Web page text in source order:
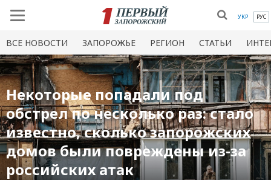
УКР РУС
ВСЕ НОВОСТИ ЗАПОРОЖЬЕ РЕГИОН СТАТЬИ
Некоторые попадали под
обстрел по несколько раз: стало
известно, сколько запорожских
домов были повреждены из-за
российских атак